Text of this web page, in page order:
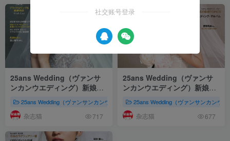
25ans Wedding（ヴァンサ
ンカンウエディング）新娘婚
纱杂志 PDF电子版 2024～
2025冬春号
25ans Wedding（ヴァンサンカンウエディング） 家庭生活 株式会社ハ
杂志猫 717
25ans Wedding（ヴァンサ
ンカンウエディング）新娘婚
纱杂志 PDF电子版 2024夏秋
号 25ans Wedding（ヴァンサンカンウ
杂志猫 677
社交账号登录